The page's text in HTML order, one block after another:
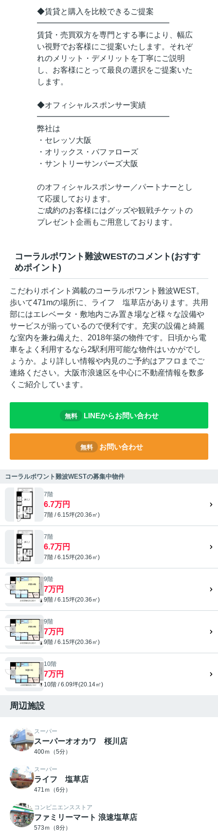
◆賃貸と購入を比較できるご提案
━━━━━━━━━━━━━━━━━
賃貸・売買双方を専門とする事により、幅広
い視野でお客様にご提案いたします。それぞ
れのメリット・デメリットを丁寧にご説明
し、お客様にとって最良の選択をご提案いた
します。
◆オフィシャルスポンサー実績
━━━━━━━━━━━━━━━━━
弊社は
・セレッソ大阪
・オリックス・バファローズ
・サントリーサンバーズ大阪
のオフィシャルスポンサー／パートナーとし
て応援しております。
ご成約のお客様にはグッズや観戦チケットの
プレゼント企画もご用意しております。
コーラルポワント難波WESTのコメント(おすす
めポイント)
こだわりポイント満載のコーラルポワント難波WEST。
歩いて471mの場所に、ライフ 塩草店があります。共用
部にはエレベータ・敷地内ごみ置き場など様々な設備や
サービスが揃っているので便利です。充実の設備と綺麗
な室内を兼ね備えた、2018年築の物件です。日頃から電
車をよく利用するなら2駅利用可能な物件はいかがでし
ょうか。より詳しい情報や内見のご予約はアフロまでご
連絡ください。大阪市浪速区を中心に不動産情報を数多
くご紹介しています。
無料 LINEからお問い合わせ
無料 お問い合わせ
コーラルポワント難波WESTの募集中物件
7階
6.7万円
7階 / 6.15坪(20.36㎡)
7階
6.7万円
7階 / 6.15坪(20.36㎡)
9階
7万円
9階 / 6.15坪(20.36㎡)
9階
7万円
9階 / 6.15坪(20.36㎡)
10階
7万円
10階 / 6.09坪(20.14㎡)
周辺施設
スーパー
スーパーオオカワ 桜川店
400ｍ（5分）
スーパー
ライフ 塩草店
471ｍ（6分）
コンビニエンスストア
ファミリーマート 浪速塩草店
573ｍ（8分）